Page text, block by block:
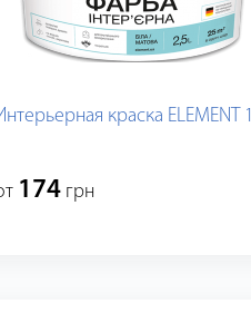
краска ELEMENT 1
174 грн